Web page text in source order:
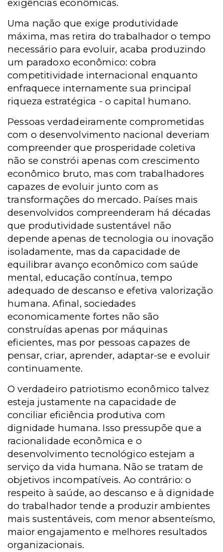
exigências econômicas.
Uma nação que exige produtividade
máxima, mas retira do trabalhador o tempo
necessário para evoluir, acaba produzindo
um paradoxo econômico: cobra
competitividade internacional enquanto
enfraquece internamente sua principal
riqueza estratégica - o capital humano.
Pessoas verdadeiramente comprometidas
com o desenvolvimento nacional deveriam
compreender que prosperidade coletiva
não se constrói apenas com crescimento
econômico bruto, mas com trabalhadores
capazes de evoluir junto com as
transformações do mercado. Países mais
desenvolvidos compreenderam há décadas
que produtividade sustentável não
depende apenas de tecnologia ou inovação
isoladamente, mas da capacidade de
equilibrar avanço econômico com saúde
mental, educação contínua, tempo
adequado de descanso e efetiva valorização
humana. Afinal, sociedades
economicamente fortes não são
construídas apenas por máquinas
eficientes, mas por pessoas capazes de
pensar, criar, aprender, adaptar-se e evoluir
continuamente.
O verdadeiro patriotismo econômico talvez
esteja justamente na capacidade de
conciliar eficiência produtiva com
dignidade humana. Isso pressupõe que a
racionalidade econômica e o
desenvolvimento tecnológico estejam a
serviço da vida humana. Não se tratam de
objetivos incompatíveis. Ao contrário: o
respeito à saúde, ao descanso e à dignidade
do trabalhador tende a produzir ambientes
mais sustentáveis, com menor absenteísmo,
maior engajamento e melhores resultados
organizacionais.